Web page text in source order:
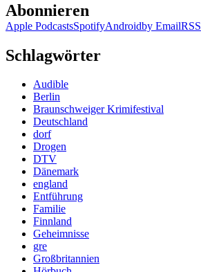
Abonnieren
Apple PodcastsSpotifyAndroidby EmailRSS
Schlagwörter
Audible
Berlin
Braunschweiger Krimifestival
Deutschland
dorf
Drogen
DTV
Dänemark
england
Entführung
Familie
Finnland
Geheimnisse
gre
Großbritannien